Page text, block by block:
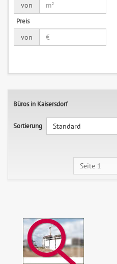
von
Preis
von
Büros in Kaisersdorf
Sortierung
Standard
Seite 1